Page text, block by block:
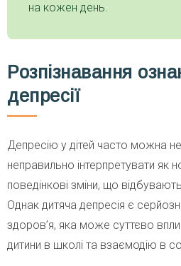
на кожен день.
Розпізнавання
депресії
Депресію у дітей часто можна
неправильно інтерпретувати як
поведінкові зміни, що
Однак дитяча депресія є
здоров’я, яка може суттєво
дитини в школі та взаємодію в